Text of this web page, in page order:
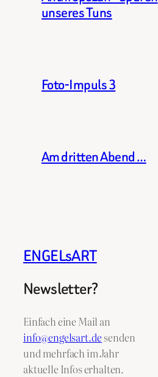
unseres Tuns
Foto-Impuls 3
Am dritten Abend …
ENGELsART
Newsletter?
Einfach eine Mail an
info@engelsart.desenden
und mehrfach im Jahr
aktuelle Infos erhalten.